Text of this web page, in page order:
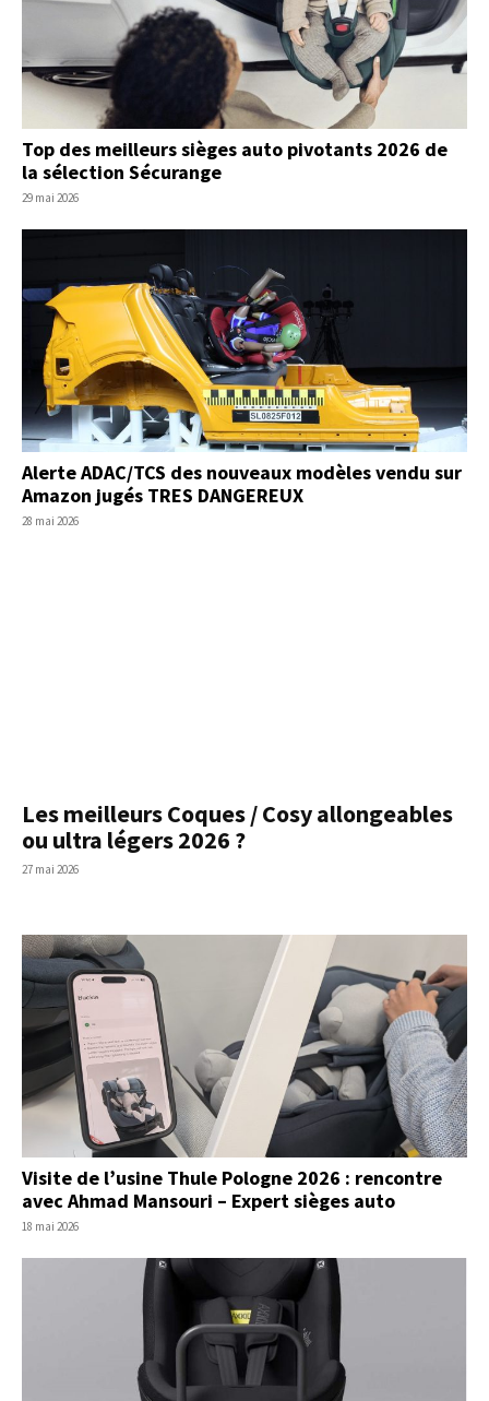
Top des meilleurs sièges auto pivotants 2026 de
la sélection Sécurange
29 mai 2026
Alerte ADAC/TCS des nouveaux modèles vendu sur
Amazon jugés TRES DANGEREUX
28 mai 2026
Les meilleurs Coques / Cosy allongeables
ou ultra légers 2026 ?
27 mai 2026
Visite de l’usine Thule Pologne 2026 : rencontre
avec Ahmad Mansouri – Expert sièges auto
18 mai 2026